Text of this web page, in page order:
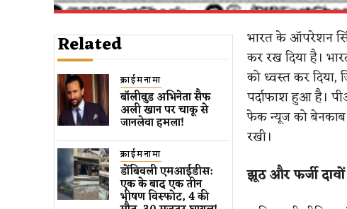
Related
क्राईमनामा
बॉलीवुड​ अभिनेता सैफ
अली खान पर चाकू से ​
जानलेवा हमला​!
क्राईमनामा
डोंबिवली एमआईडीस:
एक के बाद एक तीन
भीषण विस्फोट, 4 की
भारत के ऑपरेशन
कर रख दिया है।
को ध्वस्त कर दिया,
पर्दाफाश हुआ है।
फेक न्यूज को बेनकाब
रखी।
झूठ और फर्जी